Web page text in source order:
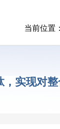
当前位置：
实现对